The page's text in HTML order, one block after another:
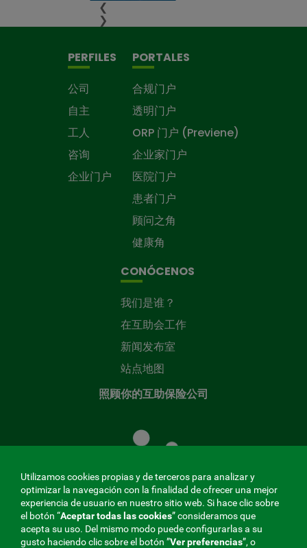
❮
❯
PERFILES
公司
自主
工人
咨询
企业门户
PORTALES
合规门户
透明门户
ORP 门户 (Previene)
企业家门户
医院门户
患者门户
顾问之角
健康角
CONÓCENOS
我们是谁？
在互助会工作
新闻发布室
站点地图
照顾你的互助保险公司
共
同
基
金
Utilizamos cookies propias y de terceros para analizar y
optimizar la navegación con la finalidad de ofrecer una mejor
experiencia de usuario en nuestro sitio web. Si hace clic sobre
el botón “Aceptar todas las cookies” consideramos que
acepta su uso. Del mismo modo puede configurarlas a su
gusto haciendo clic sobre el botón ”Ver preferencias”, o